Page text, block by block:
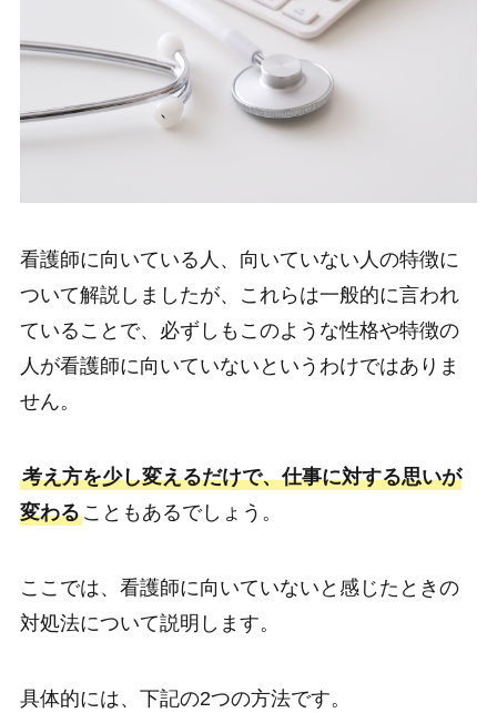
看護師に向いている人、向いていない人の特徴に
ついて解説しましたが、これらは一般的に言われ
ていることで、必ずしもこのような性格や特徴の
人が看護師に向いていないというわけではありま
せん。
考え方を少し変えるだけで、仕事に対する思いが
変わることもあるでしょう。
ここでは、看護師に向いていないと感じたときの
対処法について説明します。
具体的には、下記の2つの方法です。